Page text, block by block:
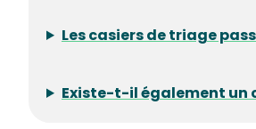
Les casiers de triage
Existe-t-il également un